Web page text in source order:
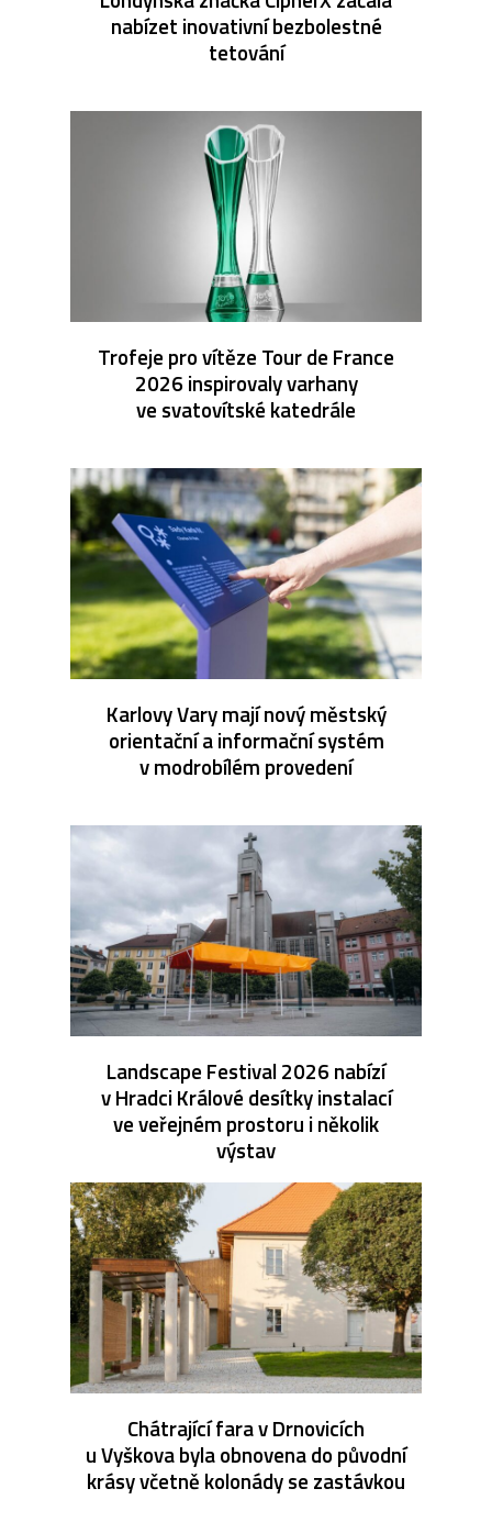
nabízet inovativní bezbolestné
tetování
Trofeje pro vítěze Tour de France
2026 inspirovaly varhany
ve svatovítské katedrále
Karlovy Vary mají nový městský
orientační a informační systém
v modrobílém provedení
Landscape Festival 2026 nabízí
v Hradci Králové desítky instalací
ve veřejném prostoru i několik
výstav
Chátrající fara v Drnovicích
u Vyškova byla obnovena do původní
krásy včetně kolonády se zastávkou